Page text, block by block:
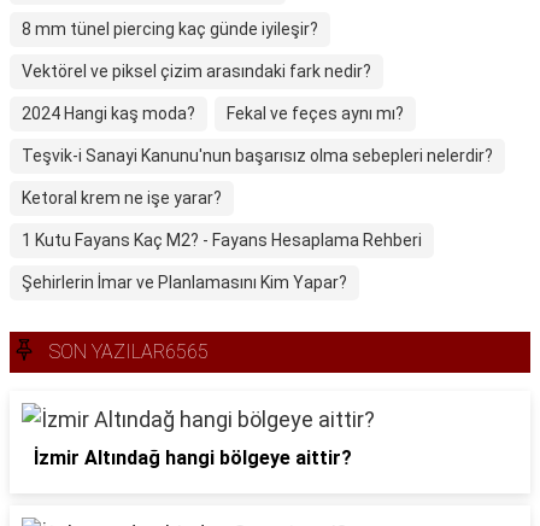
8 mm tünel piercing kaç günde iyileşir?
Vektörel ve piksel çizim arasındaki fark nedir?
2024 Hangi kaş moda? Fekal ve feçes aynı mı?
Teşvik-i Sanayi Kanunu'nun başarısız olma sebepleri nelerdir?
Ketoral krem ne işe yarar?
1 Kutu Fayans Kaç M2? - Fayans Hesaplama Rehberi
Şehirlerin İmar ve Planlamasını Kim Yapar?
SON YAZILAR6565
İzmir Altındağ hangi bölgeye aittir?